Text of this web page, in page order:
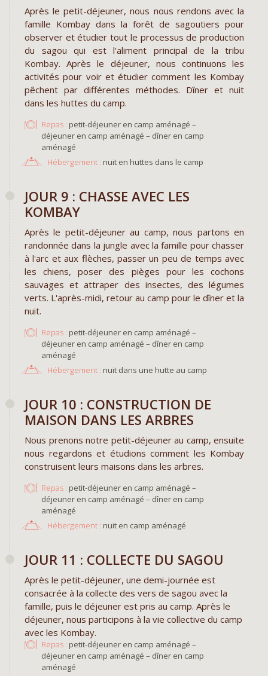
Après le petit-déjeuner, nous nous rendons avec la
famille Kombay dans la forêt de sagoutiers pour
observer et étudier tout le processus de production
du sagou qui est l'aliment principal de la tribu
Kombay. Après le déjeuner, nous continuons les
activités pour voir et étudier comment les Kombay
pêchent par différentes méthodes. Dîner et nuit
dans les huttes du camp.
Repas : petit-déjeuner en camp aménagé –
déjeuner en camp aménagé – dîner en camp
aménagé
Hébergement : nuit en huttes dans le camp
JOUR 9 : CHASSE AVEC LES
KOMBAY
Après le petit-déjeuner au camp, nous partons en
randonnée dans la jungle avec la famille pour chasser
à l'arc et aux flèches, passer un peu de temps avec
les chiens, poser des pièges pour les cochons
sauvages et attraper des insectes, des légumes
verts. L'après-midi, retour au camp pour le dîner et la
nuit.
Repas : petit-déjeuner en camp aménagé –
déjeuner en camp aménagé – dîner en camp
aménagé
Hébergement : nuit dans une hutte au camp
JOUR 10 : CONSTRUCTION DE
MAISON DANS LES ARBRES
Nous prenons notre petit-déjeuner au camp, ensuite
nous regardons et étudions comment les Kombay
construisent leurs maisons dans les arbres.
Repas : petit-déjeuner en camp aménagé –
déjeuner en camp aménagé – dîner en camp
aménagé
Hébergement : nuit en camp aménagé
JOUR 11 : COLLECTE DU SAGOU
Après le petit-déjeuner, une demi-journée est
consacrée à la collecte des vers de sagou avec la
famille, puis le déjeuner est pris au camp. Après le
déjeuner, nous participons à la vie collective du camp
avec les Kombay.
Repas : petit-déjeuner en camp aménagé –
déjeuner en camp aménagé – dîner en camp
aménagé